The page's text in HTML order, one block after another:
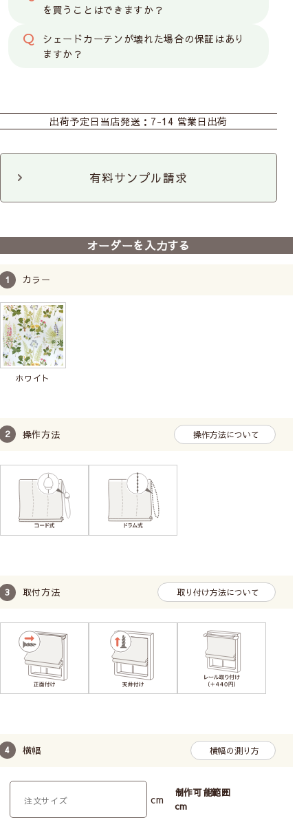
れます。外れても元に戻せます。
お子様の手に届かないように、チェーンをくるくると
巻いて付属のクリップで留めておくことができます。
操作位置はお部屋に合わせて
シェードカーテンの操作コードの位置を左右どちらか
取り付け方によってサイズが変わります
シェードカーテンは取付け方によって注文サイズが変わるの
でご注意ください。
・小窓の場合は窓枠の内側に取り付ける
天井付け
・リビングや寝室などの比較的大きめの窓なら光の漏れない
カーテンレールにも取付けは可能ですが、レールに重さの負
荷がかかるのでご注意ください。（ドラム式は特に負荷が大
必ずサイズの測り方をご一読ください。
を買うことはできますか？
シェードカーテンが壊れた場合の保証はあり
ますか？
シェード幕体 ロールスクリーン カフェ
のれん マルチクロス タペストリー
ファブリックパネル カット生地
出荷予定日 当店発送：7-14 営業日出荷
有料サンプル請求
オーダーを入力する
カラー
ホワイト
操作方法 操作方法について
取付方法 取り付け方法について
横幅 横幅の測り方
cm
制作可能範囲
cm